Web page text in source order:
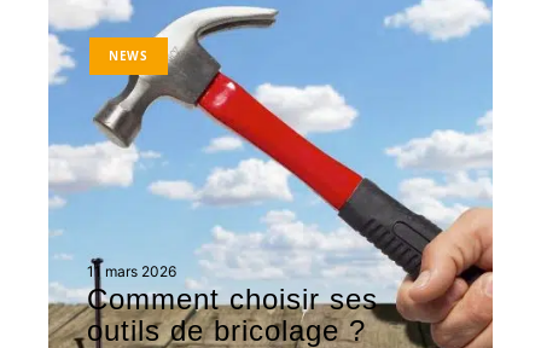
NEWS
11 mars 2026
Comment choisir ses
outils de bricolage ?